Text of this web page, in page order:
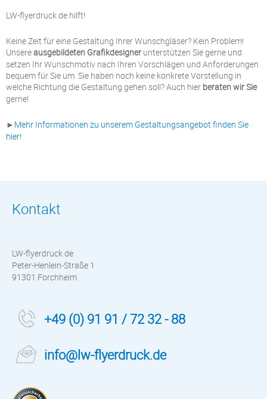
LW-flyerdruck.de hilft!
Keine Zeit für eine Gestaltung Ihrer Wunschgläser? Kein Problem!
Unsereausgebildeten Grafikdesigner unterstützen Sie gerne und
setzen Ihr Wunschmotiv nach Ihren Vorschlägen und Anforderungen
bequem für Sie um. Sie haben noch keine konkrete Vorstellung in
welche Richtung die Gestaltung gehen soll? Auch hier beraten wir Sie
gerne!
► Mehr Informationen zu unserem Gestaltungsangebot finden Sie
hier!
Kontakt
LW-flyerdruck.de
Peter-Henlein-Straße 1
91301 Forchheim
+49 (0) 91 91 / 72 32 - 88
info@lw-flyerdruck.de